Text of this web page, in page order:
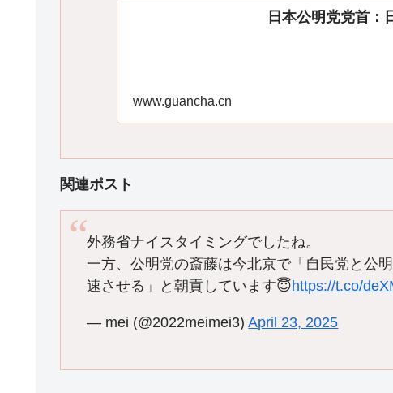
日本公明党党首：
www.guancha.cn
関連ポスト
外務省ナイスタイミングでしたね。
一方、公明党の斎藤は今北京で「自民党と公
速させる」と朝貢しています😇https://t.co/
— mei (@2022meimei3)April 23, 2025